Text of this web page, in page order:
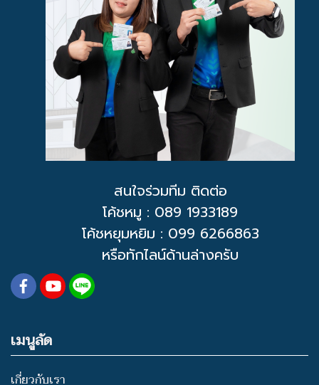
สนใจร่วมทีม ติดต่อ
โค้ชหมู : 089 1933189
โค้ชหยุมหยิม : 099 6266863
หรือทักไลน์ด้านล่างครับ
เมนูลัด
เกี่ยวกับเรา